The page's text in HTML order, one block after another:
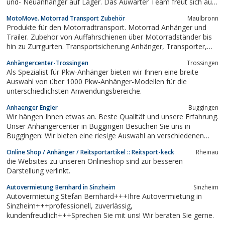
MotoMove. Motorrad Transport Zubehör Maulbronn
Produkte für den Motorradtransport. Motorrad Anhänger und
Trailer. Zubehör von Auffahrschienen über Motorradständer bis
hin zu Zurrgurten. Transportsicherung Anhänger, Transporter,
Werkstatt und Garage. Auffahrschienen, Motorradrampen und
Standschienen, Wippen, Motorrad...
Anhängercenter-Trossingen Trossingen
Als Spezialist für Pkw-Anhänger bieten wir Ihnen eine breite
Auswahl von über 1000 Pkw-Anhänger-Modellen für die
unterschiedlichsten Anwendungsbereiche.
Anhaenger Engler Buggingen
Wir hängen Ihnen etwas an. Beste Qualität und unsere Erfahrung.
Unser Anhängercenter in Buggingen Besuchen Sie uns in
Buggingen: Wir bieten eine riesige Auswahl an verschiedenen
Kauf, Vermietung, TÜV, Ersatzteil- u. Zubehör Shop sowie eine
große...
Online Shop / Anhänger / Reitsportartikel :: Reitsport-keck Rheinau
die Websites zu unseren Onlineshop sind zur besseren
Darstellung verlinkt.
Autovermietung Bernhard in Sinzheim Sinzheim
Autovermietung Stefan Bernhard+++Ihre Autovermietung in
Sinzheim+++professionell, zuverlässig,
kundenfreudlich+++Sprechen Sie mit uns! Wir beraten Sie gerne.